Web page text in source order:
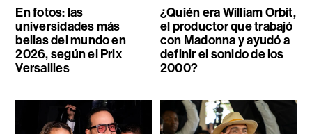
En fotos: las
universidades más
bellas del mundo en
2026, según el Prix
Versailles
¿Quién era William Orbit,
el productor que trabajó
con Madonna y ayudó a
definir el sonido de los
2000?